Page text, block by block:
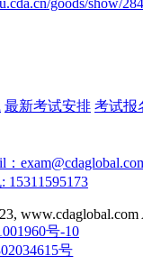
最新考试安排 考试报
：
15311595173
www.cdaglobal.com
号-10
号